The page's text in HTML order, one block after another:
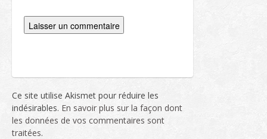
Ce site utilise Akismet pour réduire les
indésirables. En savoir plus sur la façon dont
les données de vos commentaires sont
traitées.